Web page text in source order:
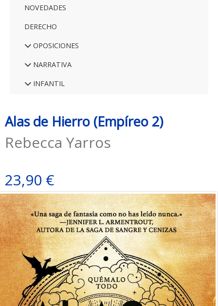
NOVEDADES
DERECHO
OPOSICIONES
NARRATIVA
INFANTIL
Alas de Hierro (Empíreo 2)
Rebecca Yarros
23,90 €